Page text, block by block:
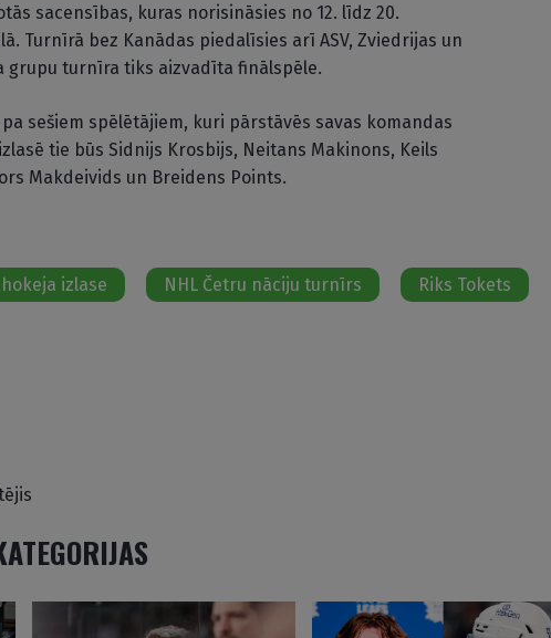
sacensības, kuras norisināsies no 12. līdz 20.
Turnīrā bez Kanādas piedalīsies arī ASV, Zviedrijas un
grupu turnīra tiks aizvadīta finālspēle.
sešiem spēlētājiem, kuri pārstāvēs savas komandas
tie būs Sidnijs Krosbijs, Neitans Makinons, Keils
Makdeivids un Breidens Points.
izlase NHL Četru nāciju turnīrs Riks Tokets